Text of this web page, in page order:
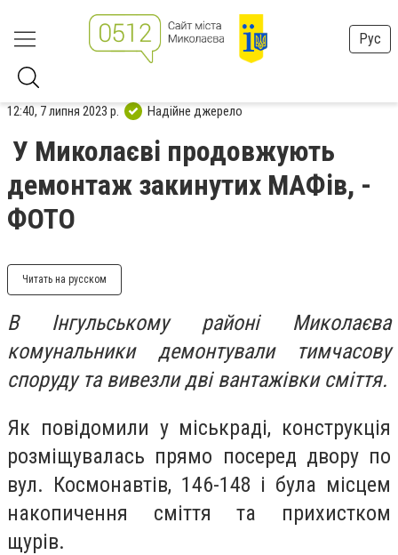
Рус
12:40, 7 липня 2023 р. Надійне джерело
У Миколаєві продовжують
демонтаж закинутих МАФів, -
ФОТО
Читать на русском
В Інгульському районі Миколаєва
комунальники демонтували тимчасову
споруду та вивезли дві вантажівки сміття.
Як повідомили у міськраді, конструкція
розміщувалась прямо посеред двору по
вул. Космонавтів, 146-148 і була місцем
накопичення сміття та прихистком
щурів.